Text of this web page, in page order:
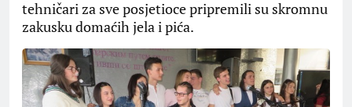
tehničari za sve posjetioce pripremili su skromnu
zakusku domaćih jela i pića.